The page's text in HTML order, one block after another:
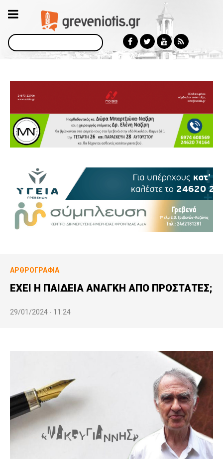
Αναζήτηση
ΑΡΘΡΟΓΡΑΦΊΑ
ΕΧΕΙ Η ΠΑΙΔΕΙΑ ΑΝΑΓΚΗ ΑΠΟ ΠΡΟΣΤΑΤΕΣ;
29/01/2024 - 11:24